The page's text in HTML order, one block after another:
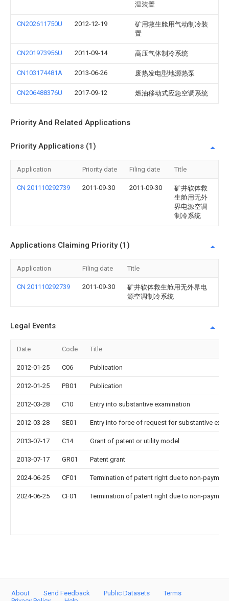
温装置
CN202611750U 2012-12-19
矿用救生舱用气动制冷装
置
CN201973956U 2011-09-14 高压气体制冷系统
CN103174481A 2013-06-26 废热发电型地源热泵
CN206488376U 2017-09-12 燃油移动式应急空调系统
Priority And Related Applications
Priority Applications (1)
Application Priority date Filing date Title
CN 201110292739 2011-09-30 2011-09-30
矿井软体救
生舱用无外
界电源空调
制冷系统
Applications Claiming Priority (1)
Application Filing date Title
CN 201110292739 2011-09-30
矿井软体救生舱用无外界电
源空调制冷系统
Legal Events
Date Code Title
2012-01-25 C06 Publication
2012-01-25 PB01 Publication
2012-03-28 C10 Entry into substantive examination
2012-03-28 SE01 Entry into force of request for substantive
2013-07-17 C14 Grant of patent or utility model
2013-07-17 GR01 Patent grant
2024-06-25 CF01 Termination of patent right due to non-
2024-06-25 CF01 Termination of patent right due to non-
About Send Feedback Public Datasets
Terms